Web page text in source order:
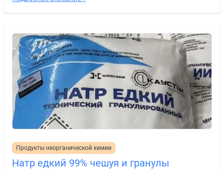
Продукты неорганической химии
Натр едкий 99% чешуя и гранулы